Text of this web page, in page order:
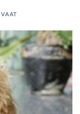
VAAT